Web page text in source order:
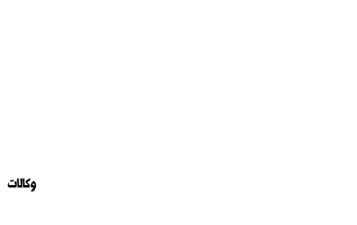
وكالات